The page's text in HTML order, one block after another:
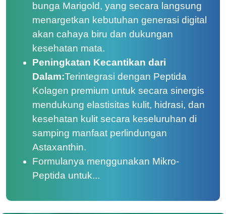
bunga Marigold, yang secara langsung
menargetkan kebutuhan generasi digital
akan cahaya biru dan dukungan
kesehatan mata.
Peningkatan Kecantikan dari
Dalam:Terintegrasi dengan Peptida
Kolagen premium untuk secara sinergis
mendukung elastisitas kulit, hidrasi, dan
kesehatan kulit secara keseluruhan di
samping manfaat perlindungan
Astaxanthin.
Formulanya menggunakan Mikro-
Peptida untuk...